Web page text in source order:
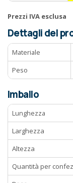
Prezzi IVA esclusa
Dettagli del
Materiale
Peso
Imballo
Lunghezza
Larghezza
Altezza
Quantità per